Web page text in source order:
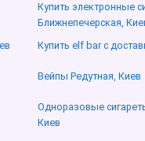
Купить электронные
Ближнепечерская,
Купить elf bar с
Вейпы Редутная, Киев
Одноразовые
Киев